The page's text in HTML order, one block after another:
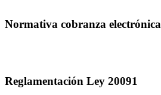
Normativa cobranza electrónica
Reglamentación Ley 20091